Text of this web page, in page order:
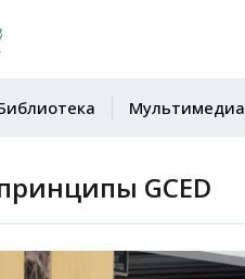
Мультимедиа
GCED